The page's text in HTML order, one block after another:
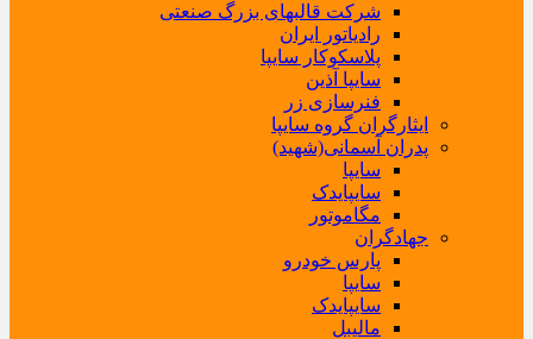
شرکت قالبهای بزرگ صنعتی
رادیاتور ایران
پلاسکوکار سایپا
سایپا آذین
فنرسازی زر
ایثارگران گروه سایپا
پدران آسمانی(شهید)
سایپا
سایپایدک
مگاموتور
جهادگران
پارس خودرو
سایپا
سایپایدک
مالیبل